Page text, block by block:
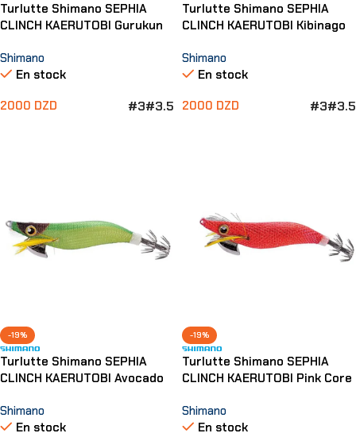
Turlutte Shimano SEPHIA
CLINCH KAERUTOBI Gurukun
Shimano
En stock
2000 DZD #3#3.5
Turlutte Shimano SEPHIA
CLINCH KAERUTOBI Kibinago
Shimano
En stock
2000 DZD #3#3.5
-19%
Turlutte Shimano SEPHIA
CLINCH KAERUTOBI Avocado
Shimano
En stock
-19%
Turlutte Shimano SEPHIA
CLINCH KAERUTOBI Pink Core
Shimano
En stock